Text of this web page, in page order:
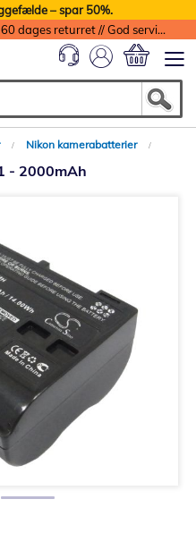
– spar 50%.
Billig fragt // Levering 1-2 dage // 60 dages returret // God service med garanti
Nikon kamerabatterier
- 2000mAh